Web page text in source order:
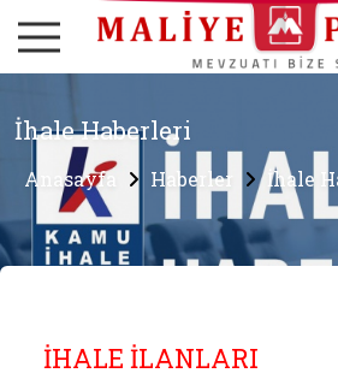
İhale Haberleri
Anasayfa Haberler İhale
İHALE İLANLARI